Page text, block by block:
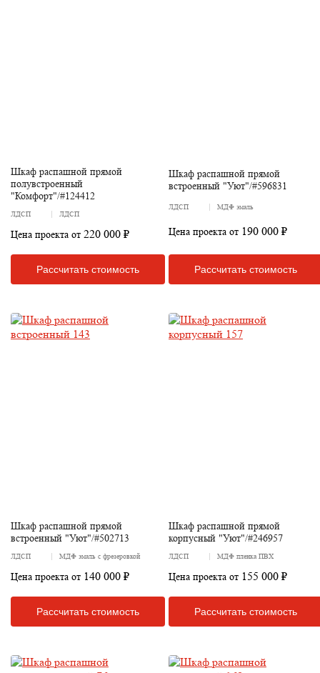
Шкаф распашной прямой
полувстроенный
"Комфорт"/#124412
ЛДСП ЛДСП
Цена проекта от 220 000 ₽
Рассчитать стоимость
Шкаф распашной прямой
встроенный "Уют"/#596831
ЛДСП МДФ эмаль
Цена проекта от 190 000 ₽
Рассчитать стоимость
Шкаф распашной прямой
встроенный "Уют"/#502713
ЛДСП МДФ эмаль с фрезеровкой
Цена проекта от 140 000 ₽
Рассчитать стоимость
Шкаф распашной прямой
корпусный "Уют"/#246957
ЛДСП МДФ пленка ПВХ
Цена проекта от 155 000 ₽
Рассчитать стоимость